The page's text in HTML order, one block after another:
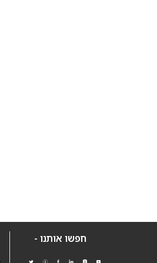
חפשו אותנו -